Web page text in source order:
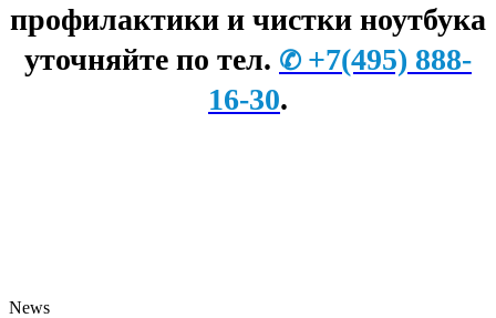
профилактики и чистки ноутбука
уточняйте по тел. ✆ +7(495) 888-
16-30.
News